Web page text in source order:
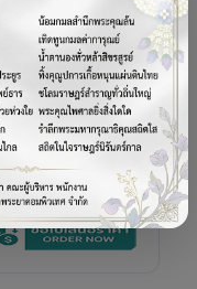
ดีไซน์พรีเมียม